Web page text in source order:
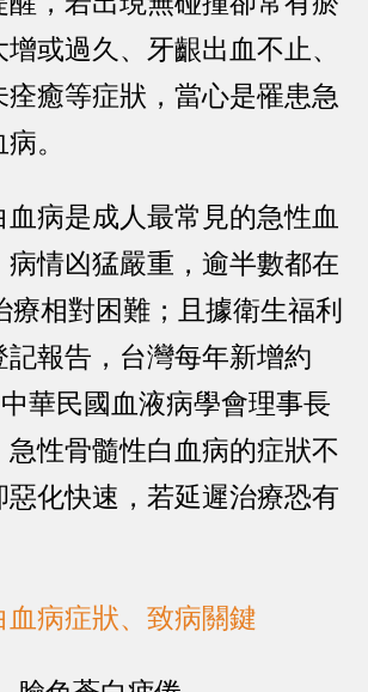
或過久、牙齦出血不止、
痊癒等症狀，當心是罹患急
。
病是成人最常見的急性血
病情凶猛嚴重，逾半數都在
療相對困難；且據衛生福利
記報告，台灣每年新增約
華民國血液病學會理事長
急性骨髓性白血病的症狀不
惡化快速，若延遲治療恐有
血病症狀、致病關鍵